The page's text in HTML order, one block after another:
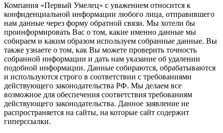
Компания «Первый Умелец» с уважением относится к
конфиденциальной информации любого лица, отправившего
нам данные через форму обратной связи. Мы хотели бы
проинформировать Вас о том, какие именно данные мы
собираем и каким образом используем собранные данные. Вы
также узнаете о том, как Вы можете проверить точность
собранной информации и дать нам указание об удалении
подобной информации. Данные собираются, обрабатываются
и используются строго в соответствии с требованиями
действующего законодательства РФ. Мы делаем все
возможное для обеспечения соответствия требованиям
действующего законодательства. Данное заявление не
распространяется на сайты, на которые сайт содержит
гиперссылки.